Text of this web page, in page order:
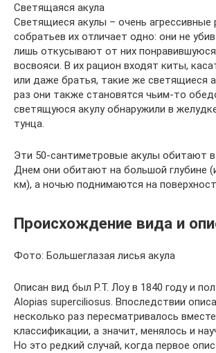
Светящаяся акула
Светящиеся акулы – очень
собратьев их отличает одно: они не
лишь откусывают от них
восвояси. В их рацион входят киты,
или даже братья, такие же светящиеся
раз они также становятся чьим-то
светящуюся акулу обнаружили в
тунца.
Эти 50-сантиметровые акулы обитают в
Днем они обитают на большой глубине
км), а ночью поднимаются на
Происхождение вида и
Фото: Большеглазая лисья акула
Описан вид был Р.Т. Лоу в 1840 году и
Alopias superciliosus. Впоследствии
несколько раз пересматривалось
классификации, а значит, менялось и
Но это редкий случай, когда первое